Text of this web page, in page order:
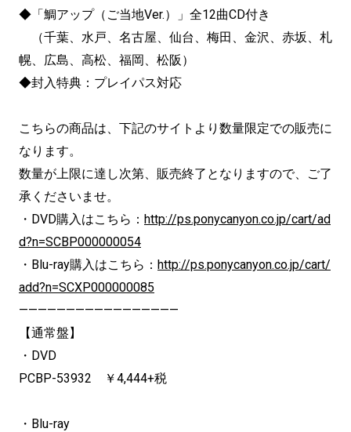
◆「鯛アップ（ご当地Ver.）」全12曲CD付き
（千葉、水戸、名古屋、仙台、梅田、金沢、赤坂、札
幌、広島、高松、福岡、松阪）
◆封入特典：プレイパス対応
こちらの商品は、下記のサイトより数量限定での販売に
なります。
数量が上限に達し次第、販売終了となりますので、ご了
承くださいませ。
・DVD購入はこちら： http://ps.ponycanyon.co.jp/cart/ad
d?n=SCBP000000054
・Blu-ray購入はこちら： http://ps.ponycanyon.co.jp/cart/
add?n=SCXP000000085
—————————————————
【通常盤】
・DVD
PCBP-53932 ￥4,444+税
・Blu-ray